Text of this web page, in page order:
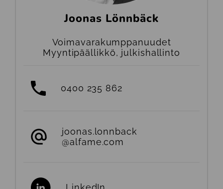
Joonas Lönnbäck
Voimavarakumppanuudet
Myyntipäällikkö, julkishallinto
0400 235 862
joonas.lonnback
@alfame.com